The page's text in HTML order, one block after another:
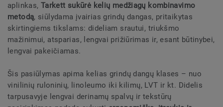
aplinkas, Tarkett sukūrė kelių medžiagų kombinavimo
metodą, siūlydama įvairias grindų dangas, pritaikytas
skirtingiems tikslams: dideliam srautui, triukšmo
mažinimui, atsparias, lengvai prižiūrimas ir, esant būtinybei,
lengvai pakeičiamas.
Šis pasiūlymas apima kelias grindų dangų klases – nuo
vinilinių ruloninių, linoleumo iki kilimų, LVT ir kt. Didelis
tarpusavyje lengvai derinamų spalvų ir tekstūrų